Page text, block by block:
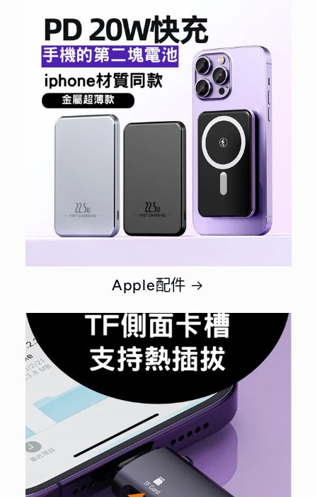
Apple配件